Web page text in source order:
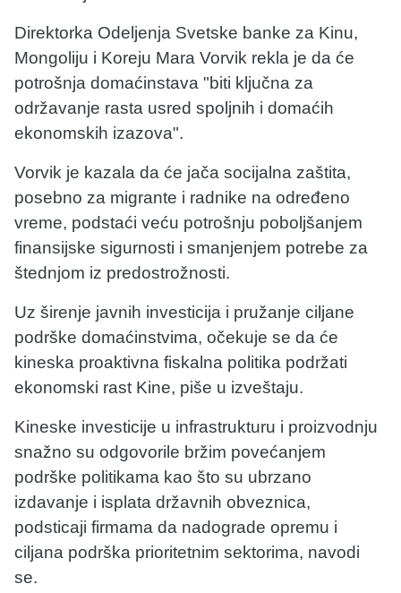
Direktorka Odeljenja Svetske banke za Kinu,
Mongoliju i Koreju Mara Vorvik rekla je da će
potrošnja domaćinstava "biti ključna za
održavanje rasta usred spoljnih i domaćih
ekonomskih izazova".
Vorvik je kazala da će jača socijalna zaštita,
posebno za migrante i radnike na određeno
vreme, podstaći veću potrošnju poboljšanjem
finansijske sigurnosti i smanjenjem potrebe za
štednjom iz predostrožnosti.
Uz širenje javnih investicija i pružanje ciljane
podrške domaćinstvima, očekuje se da će
kineska proaktivna fiskalna politika podržati
ekonomski rast Kine, piše u izveštaju.
Kineske investicije u infrastrukturu i proizvodnju
snažno su odgovorile bržim povećanjem
podrške politikama kao što su ubrzano
izdavanje i isplata državnih obveznica,
podsticaji firmama da nadograde opremu i
ciljana podrška prioritetnim sektorima, navodi
se.